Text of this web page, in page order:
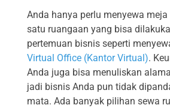
Anda hanya perlu menyewa
satu ruangaan yang bisa
pertemuan bisnis seperti
Virtual Office (Kantor Virtual).
Anda juga bisa menuliskan
jadi bisnis Anda pun tidak
mata. Ada banyak pilihan sewa